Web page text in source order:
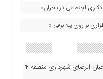
اجتماعی در بحران»
بر روی پله برقی »
خدمات رسانی موکب محبان الرضای شهرداری منطقه ۴